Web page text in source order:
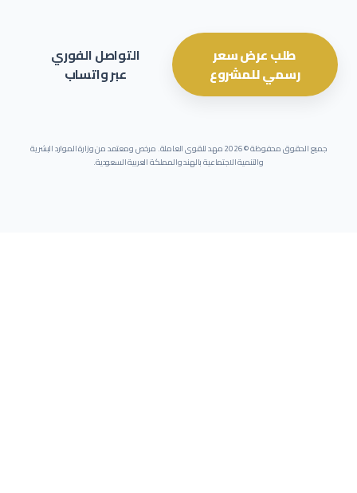
طلب عرض سعر
رسمي للمشروع
التواصل الفوري
عبر واتساب
جميع الحقوق محفوظة ©2026مهد للقوى العاملة. مرخص ومعتمد من وزارة الموارد البشرية
والتنمية الاجتماعية بالهند والمملكة العربية السعودية.